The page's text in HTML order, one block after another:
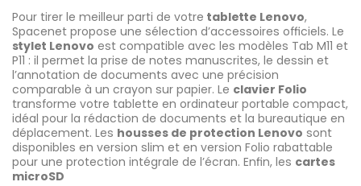
Pour tirer le meilleur parti de votre tablette Lenovo,
Spacenet propose une sélection d’accessoires officiels. Le
stylet Lenovo est compatible avec les modèles Tab M11 et
P11 : il permet la prise de notes manuscrites, le dessin et
l’annotation de documents avec une précision
comparable à un crayon sur papier. Le clavier Folio
transforme votre tablette en ordinateur portable compact,
idéal pour la rédaction de documents et la bureautique en
déplacement. Les housses de protection Lenovo sont
disponibles en version slim et en version Folio rabattable
pour une protection intégrale de l’écran. Enfin, les cartes
microSD